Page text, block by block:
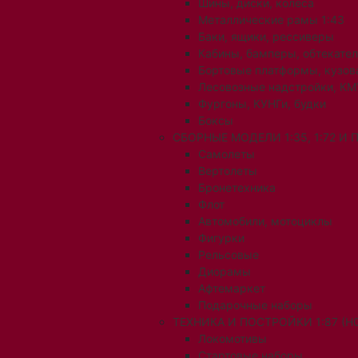
Шины, диски, колеса
Металлические рамы 1:43
Баки, ящики, рессиверы
Кабины, бамперы,
Бортовые платформы,
Лесовозные надстройки,
Фургоны, КУНГи, будки
Боксы
СБОРНЫЕ МОДЕЛИ 1:35, 1:72 И
Самолеты
Вертолеты
Бронетехника
Флот
Автомобили, мотоциклы
Фигурки
Рельсовые
Диорамы
Афтемаркет
Подарочные наборы
ТЕХНИКА И ПОСТРОЙКИ 1:87
Локомотивы
Стартовые наборы